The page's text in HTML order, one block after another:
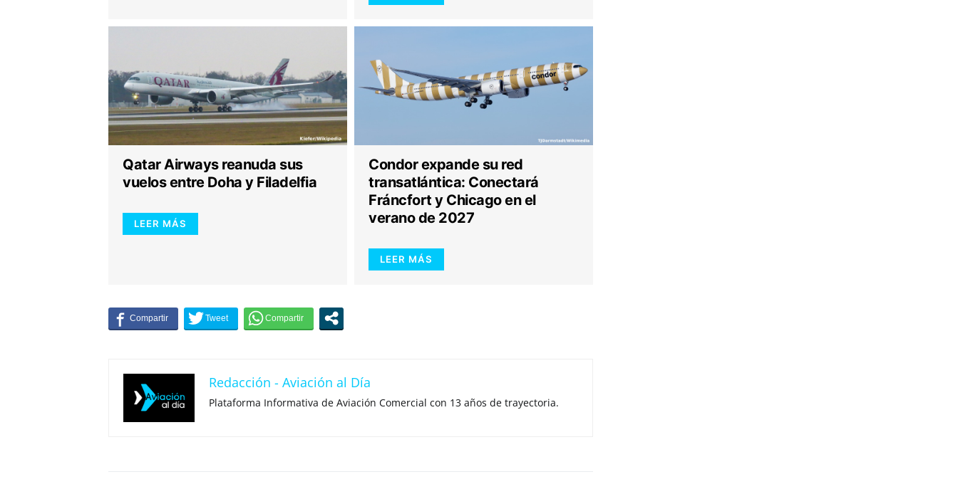
Qatar Airways reanuda sus
vuelos entre Doha y Filadelfia
LEER MÁS
Condor expande su red
transatlántica: Conectará
Fráncfort y Chicago en el
verano de 2027
LEER MÁS
Redacción - Aviación al Día
Plataforma Informativa de Aviación Comercial con 13 años de trayectoria.